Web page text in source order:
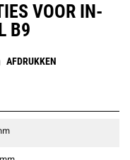
VOOR IN-
B9
AFDRUKKEN